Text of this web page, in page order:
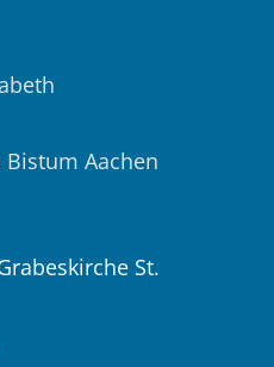
Aachen
St.